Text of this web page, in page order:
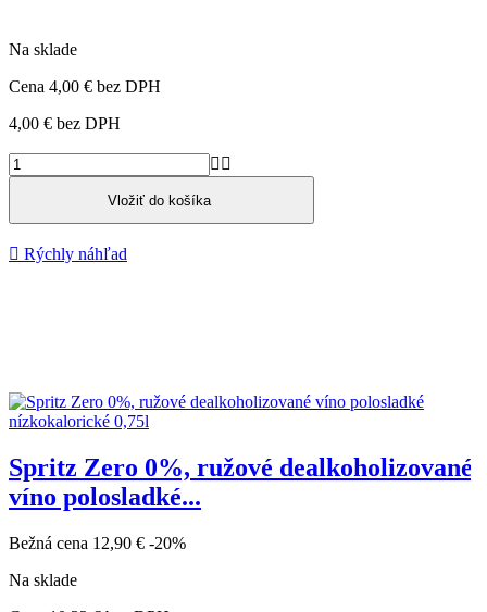
Na sklade
Cena 4,00 € bez DPH
4,00 € bez DPH
 
Vložiť do košíka
 Rýchly náhľad
Spritz Zero 0%, ružové dealkoholizované
víno polosladké...
Bežná cena 12,90 € -20%
Na sklade